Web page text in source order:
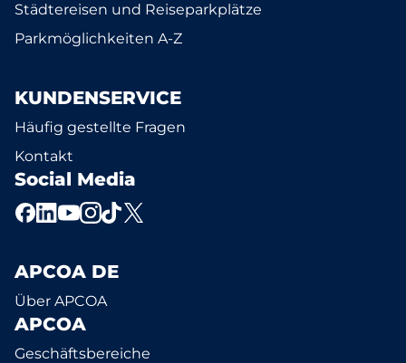
Städtereisen und Reiseparkplätze
Parkmöglichkeiten A-Z
KUNDENSERVICE
Häufig gestellte Fragen
Kontakt
Social Media
APCOA DE
Über APCOA
APCOA
Geschäftsbereiche